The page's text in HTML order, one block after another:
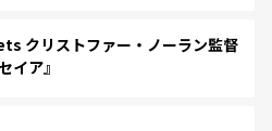
クリストファー・ノーラン監督
イア』